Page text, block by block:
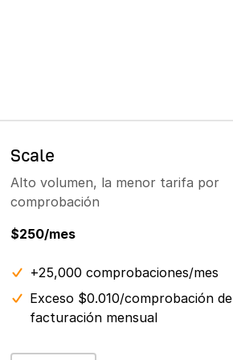
Scale
Alto volumen, la menor tarifa por
comprobación
$250/mes
+25,000 comprobaciones/mes
Exceso $0.010/comprobación de
facturación mensual